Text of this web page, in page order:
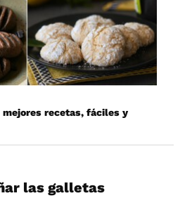
recetas, fáciles y
las galletas